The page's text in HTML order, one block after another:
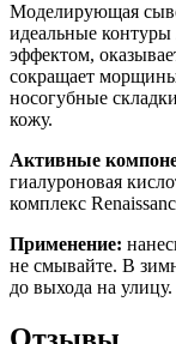
Моделирующая
идеальные
эффектом,
сокращает морщины
носогубные
кожу.
Активные
гиалуроновая
комплекс
Применение:
не смывайте. В
до выхода на улицу.